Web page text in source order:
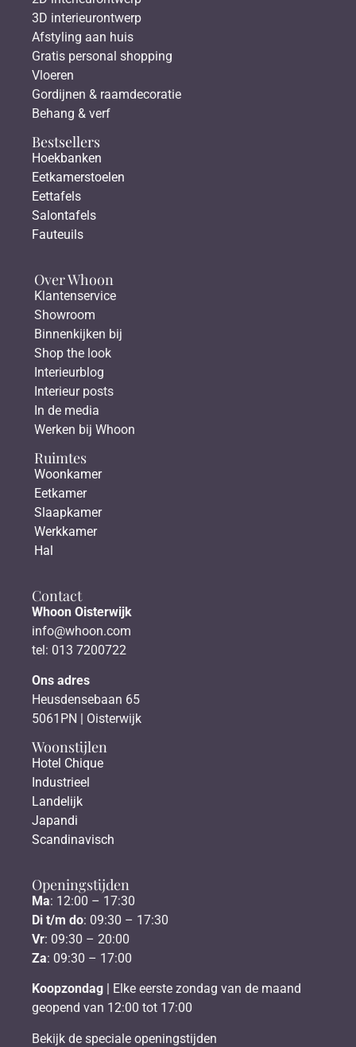
3D interieurontwerp
Afstyling aan huis
Gratis personal shopping
Vloeren
Gordijnen & raamdecoratie
Behang & verf
Bestsellers
Hoekbanken
Eetkamerstoelen
Eettafels
Salontafels
Fauteuils
Over Whoon
Klantenservice
Showroom
Binnenkijken bij
Shop the look
Interieurblog
Interieur posts
In de media
Werken bij Whoon
Ruimtes
Woonkamer
Eetkamer
Slaapkamer
Werkkamer
Hal
Contact
Whoon Oisterwijk
info@whoon.com
tel: 013 7200722
Ons adres
Heusdensebaan 65
5061PN | Oisterwijk
Woonstijlen
Hotel Chique
Industrieel
Landelijk
Japandi
Scandinavisch
Openingstijden
Ma: 12:00 – 17:30
Di t/m do: 09:30 – 17:30
Vr: 09:30 – 20:00
Za: 09:30 – 17:00
Koopzondag | Elke eerste zondag van de maand
geopend van 12:00 tot 17:00
Bekijk de speciale openingstijden